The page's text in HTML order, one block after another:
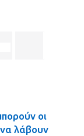
οι
λάβουν